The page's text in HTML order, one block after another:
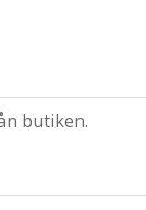
butiken.